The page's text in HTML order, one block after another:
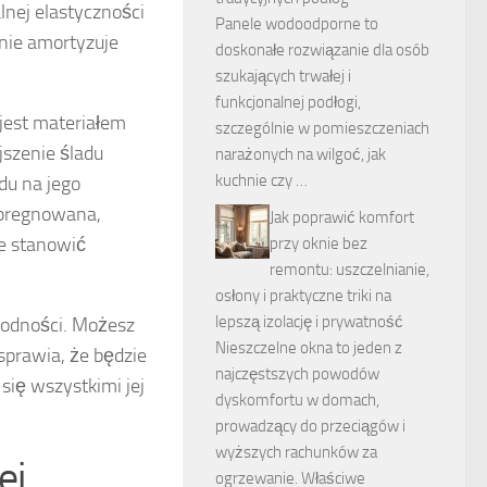
elastyczności
amortyzuje
materiałem
śladu
na jego
stanowić
Możesz
że będzie
wszystkimi jej
Panele wodoodporne to
doskonałe rozwiązanie dla osób
szukających trwałej i
funkcjonalnej podłogi,
szczególnie w pomieszczeniach
narażonych na wilgoć, jak
kuchnie czy …
Jak poprawić komfort
przy oknie bez
remontu: uszczelnianie,
osłony i praktyczne triki na
lepszą izolację i prywatność
Nieszczelne okna to jeden z
najczęstszych powodów
dyskomfortu w domach,
prowadzący do przeciągów i
wyższych rachunków za
ogrzewanie. Właściwe